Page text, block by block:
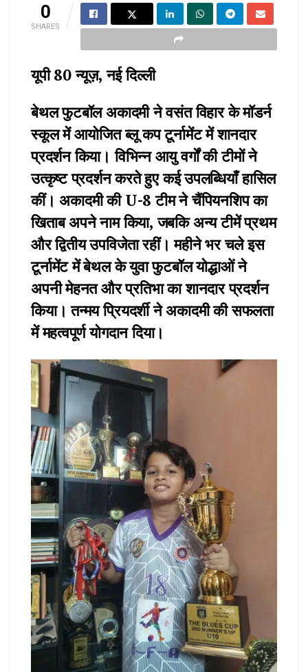
0
SHARES
यूपी 80 न्यूज़, नई दिल्ली
बेथल फुटबॉल अकादमी ने वसंत विहार के मॉडर्न
स्कूल में आयोजित ब्लू कप टूर्नामेंट में शानदार
प्रदर्शन किया। विभिन्न आयु वर्गों की टीमों ने
उत्कृष्ट प्रदर्शन करते हुए कई उपलब्धियाँ हासिल
कीं। अकादमी की U-8 टीम ने चैंपियनशिप का
खिताब अपने नाम किया, जबकि अन्य टीमें प्रथम
और द्वितीय उपविजेता रहीं। महीने भर चले इस
टूर्नामेंट में बेथल के युवा फुटबॉल योद्धाओं ने
अपनी मेहनत और प्रतिभा का शानदार प्रदर्शन
किया। तन्मय प्रियदर्शी ने अकादमी की सफलता
में महत्वपूर्ण योगदान दिया।